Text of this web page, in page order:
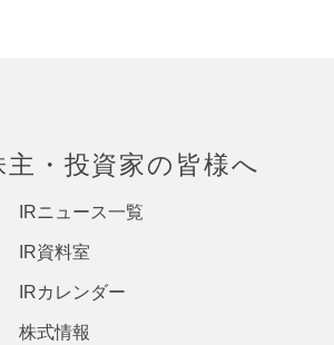
主・投資家の皆様へ
IRニュース一覧
IR資料室
IRカレンダー
株式情報